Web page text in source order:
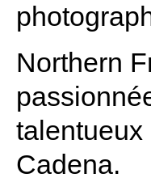
Northern
Cadena.